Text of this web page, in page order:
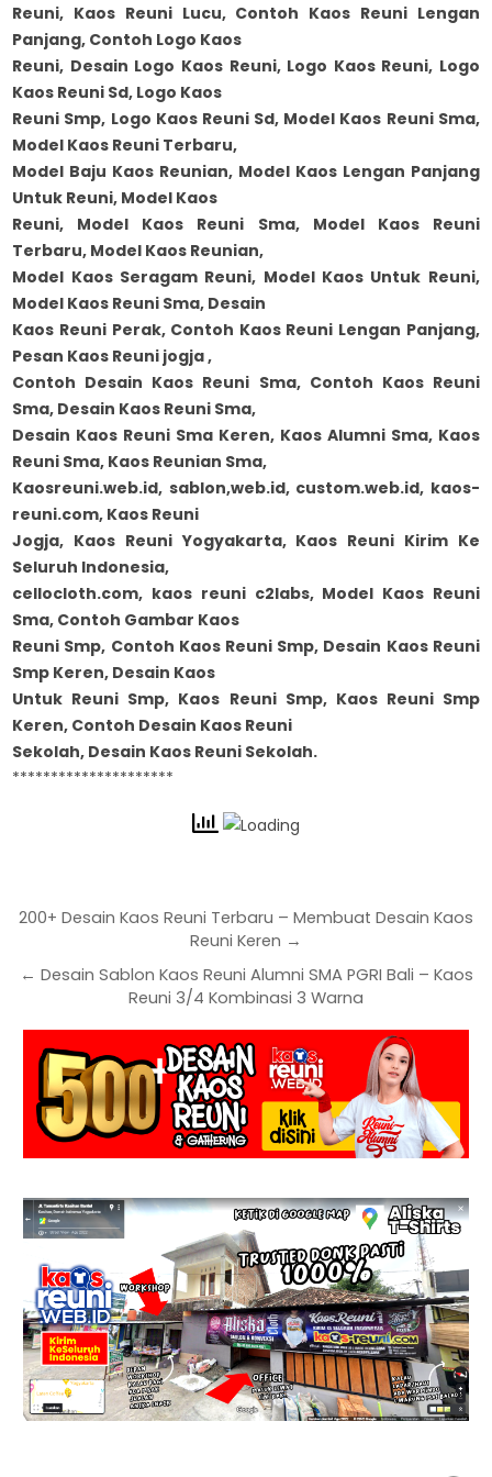
Reuni, Kaos Reuni Lucu, Contoh Kaos Reuni Lengan
Panjang, Contoh Logo Kaos
Reuni, Desain Logo Kaos Reuni, Logo Kaos Reuni, Logo
Kaos Reuni Sd, Logo Kaos
Reuni Smp, Logo Kaos Reuni Sd, Model Kaos Reuni Sma,
Model Kaos Reuni Terbaru,
Model Baju Kaos Reunian, Model Kaos Lengan Panjang
Untuk Reuni, Model Kaos
Reuni, Model Kaos Reuni Sma, Model Kaos Reuni
Terbaru, Model Kaos Reunian,
Model Kaos Seragam Reuni, Model Kaos Untuk Reuni,
Model Kaos Reuni Sma, Desain
Kaos Reuni Perak, Contoh Kaos Reuni Lengan Panjang,
Pesan Kaos Reuni jogja ,
Contoh Desain Kaos Reuni Sma, Contoh Kaos Reuni
Sma, Desain Kaos Reuni Sma,
Desain Kaos Reuni Sma Keren, Kaos Alumni Sma, Kaos
Reuni Sma, Kaos Reunian Sma,
Kaosreuni.web.id, sablon,web.id, custom.web.id, kaos-
reuni.com, Kaos Reuni
Jogja, Kaos Reuni Yogyakarta, Kaos Reuni Kirim Ke
Seluruh Indonesia,
cellocloth.com, kaos reuni c2labs, Model Kaos Reuni
Sma, Contoh Gambar Kaos
Reuni Smp, Contoh Kaos Reuni Smp, Desain Kaos Reuni
Smp Keren, Desain Kaos
Untuk Reuni Smp, Kaos Reuni Smp, Kaos Reuni Smp
Keren, Contoh Desain Kaos Reuni
Sekolah, Desain Kaos Reuni Sekolah.
*********************
200+ Desain Kaos Reuni Terbaru – Membuat Desain Kaos
Reuni Keren →
← Desain Sablon Kaos Reuni Alumni SMA PGRI Bali – Kaos
Reuni 3/4 Kombinasi 3 Warna